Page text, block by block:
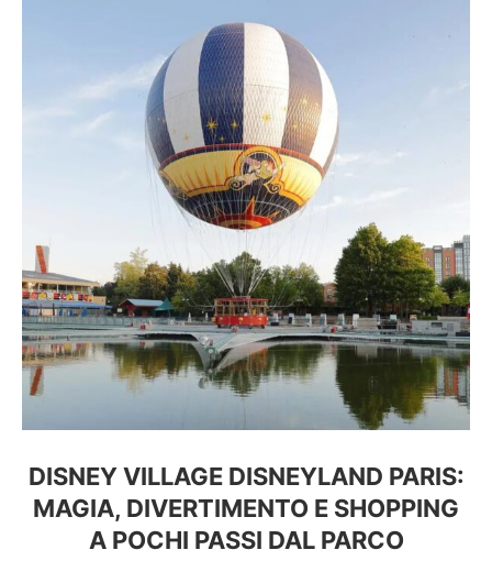
DISNEY VILLAGE DISNEYLAND PARIS:
MAGIA, DIVERTIMENTO E SHOPPING
A POCHI PASSI DAL PARCO